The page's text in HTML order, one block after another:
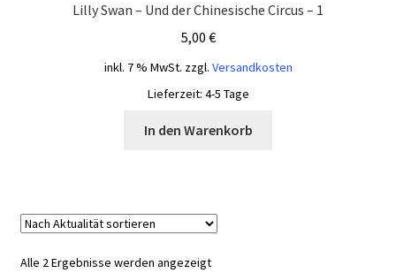
Lilly Swan – Und der Chinesische Circus – 1
5,00 €
inkl. 7 % MwSt. zzgl. Versandkosten
Lieferzeit: 4-5 Tage
In den Warenkorb
Alle 2 Ergebnisse werden angezeigtNach